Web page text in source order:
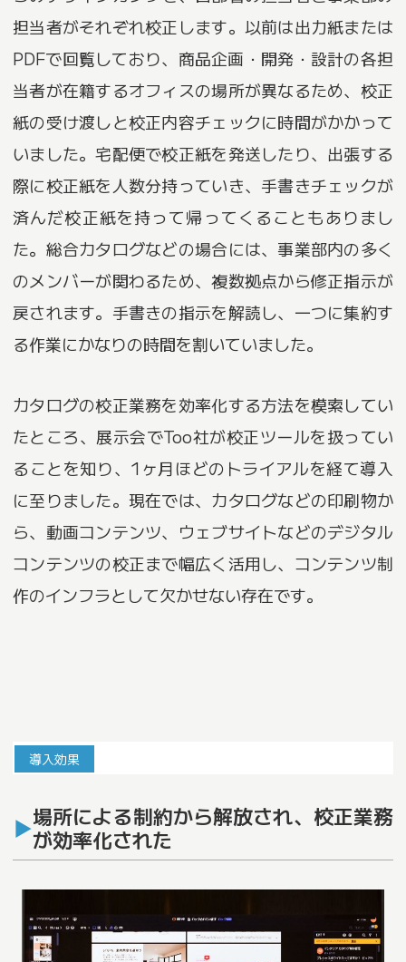
担当者がそれぞれ校正します。以前は出力紙または
PDFで回覧しており、商品企画・開発・設計の各担
当者が在籍するオフィスの場所が異なるため、校正
紙の受け渡しと校正内容チェックに時間がかかって
いました。宅配便で校正紙を発送したり、出張する
際に校正紙を人数分持っていき、手書きチェックが
済んだ校正紙を持って帰ってくることもありまし
た。総合カタログなどの場合には、事業部内の多く
のメンバーが関わるため、複数拠点から修正指示が
戻されます。手書きの指示を解読し、一つに集約す
る作業にかなりの時間を割いていました。
カタログの校正業務を効率化する方法を模索してい
たところ、展示会でToo社が校正ツールを扱ってい
ることを知り、1ヶ月ほどのトライアルを経て導入
に至りました。現在では、カタログなどの印刷物か
ら、動画コンテンツ、ウェブサイトなどのデジタル
コンテンツの校正まで幅広く活用し、コンテンツ制
作のインフラとして欠かせない存在です。
導入効果
場所による制約から解放され、校正業務
が効率化された